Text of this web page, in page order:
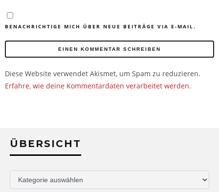
BENACHRICHTIGE MICH ÜBER NEUE BEITRÄGE VIA E-MAIL.
Diese Website verwendet Akismet, um Spam zu reduzieren.
Erfahre, wie deine Kommentardaten verarbeitet werden.
ÜBERSICHT
Übersicht